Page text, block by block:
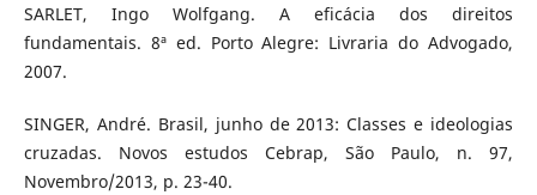
SARLET, Ingo Wolfgang. A eficácia dos direitos
fundamentais. 8ª ed. Porto Alegre: Livraria do Advogado,
2007.
SINGER, André. Brasil, junho de 2013: Classes e ideologias
cruzadas. Novos estudos Cebrap, São Paulo, n. 97,
Novembro/2013, p. 23-40.